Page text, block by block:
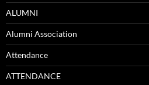
ALUMNI
Alumni Association
Attendance
ATTENDANCE